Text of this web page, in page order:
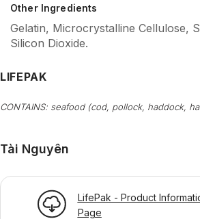
Other Ingredients
Gelatin, Microcrystalline Cellulose,
Silicon Dioxide.
LIFEPAK
CONTAINS: seafood (cod, pollock, haddock,
Tài Nguyên
LifePak - Product
Page